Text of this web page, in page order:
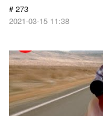
# 273
2021-03-15 11:38